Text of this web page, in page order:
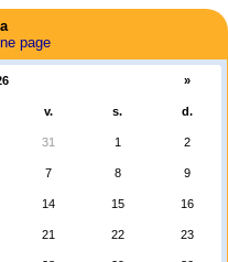
page
»
v. s. d.
31 1 2
7 8 9
14 15 16
21 22 23